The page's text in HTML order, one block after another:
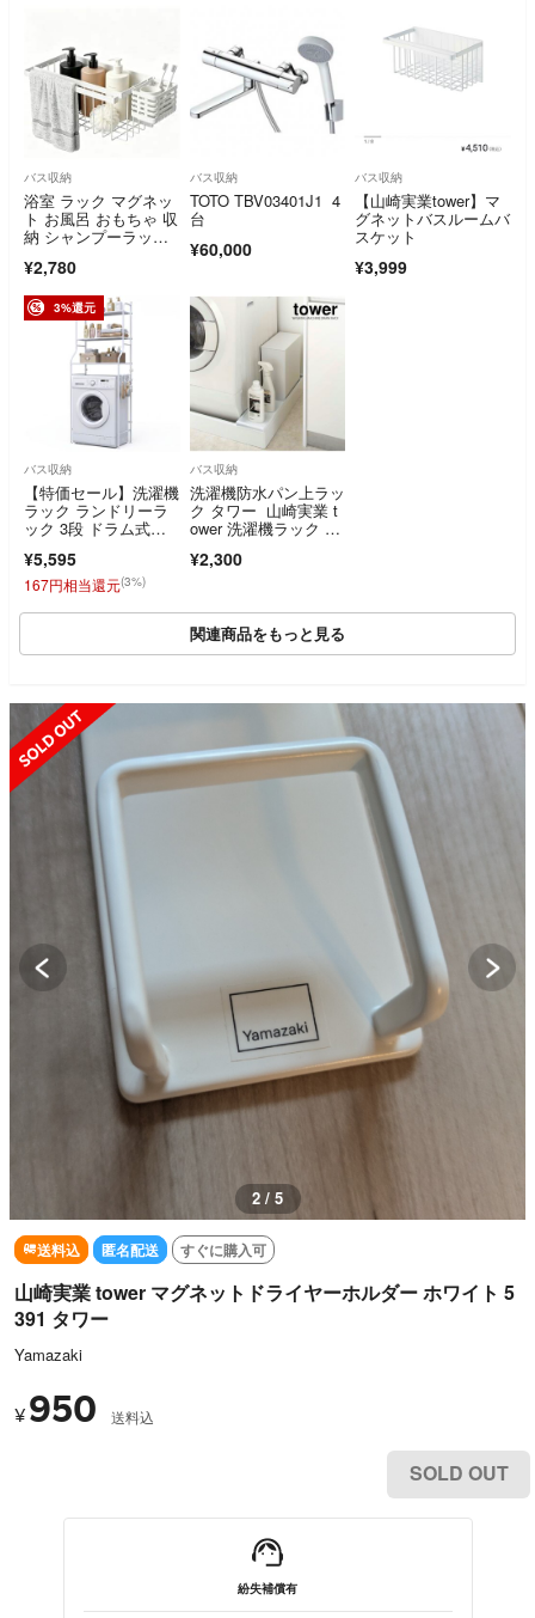
バス収納
浴室 ラック マグネッ
ト お風呂 おもちゃ 収
納 シャンプーラッ
イト 通気性◎ 清潔を
キープ まとめて収納
¥2,780
バス収納
TOTO TBV03401J1 4
台
¥60,000
バス収納
【山崎実業tower】マ
グネットバスルームバ
スケット
¥3,999
3%還元
バス収納
【特価セール】洗濯機
ラック ランドリーラ
ック 3段 ドラム式
¥5,595
167円相当還元(3%)
バス収納
洗濯機防水パン上ラッ
ク タワー 山崎実業 t
ower 洗濯機ラック 隙
¥2,300
関連商品をもっと見る
2 / 5
送料込 匿名配送 すぐに購入可
山崎実業 tower マグネットドライヤーホルダー ホワイト 5
391 タワー
Yamazaki
¥ 950 送料込
SOLD OUT
紛失補償有